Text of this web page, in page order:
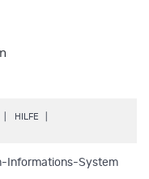
HILFE
Informations-System